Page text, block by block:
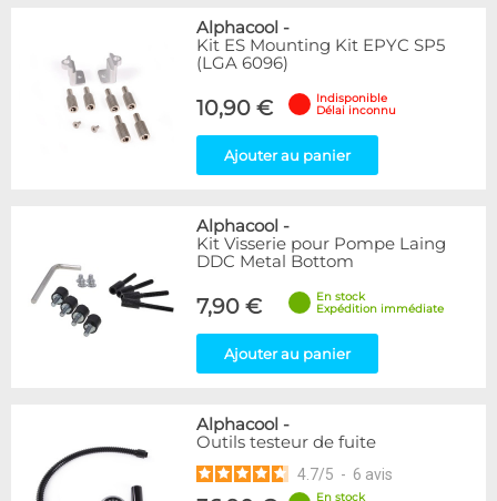
Alphacool -
Kit ES Mounting Kit EPYC SP5
(LGA 6096)
10,90 €
Indisponible
Délai inconnu
Ajouter au panier
Alphacool -
Kit Visserie pour Pompe Laing
DDC Metal Bottom
7,90 €
En stock
Expédition immédiate
Ajouter au panier
Alphacool -
Outils testeur de fuite
4.7/5 - 6 avis
En stock